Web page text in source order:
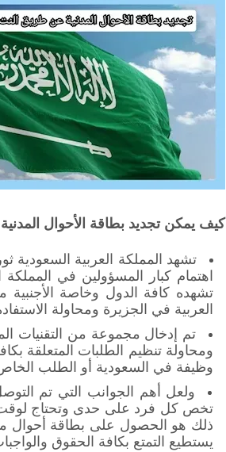
كيف يمكن تجديد بطاقة الأحوال
تشهد المملكة العربية السعودية
اهتمام كبار المسؤولين في
تشهده كافة الدول وخاصة الأجنبية
العربية في الجزيرة ومحاولة
تم إدخال مجموعة من التقنيات
ومحاولة تنظيم الطلبات المتعلقة
وظيفة في السعودية أو الطلب
ولعل أهم الجوانب التي تم
تخص كل فرد على حدى وتحتاج لوقت
ذلك هو الحصول على بطاقة أحوال
يستطيع التمتع بكافة الحقوق